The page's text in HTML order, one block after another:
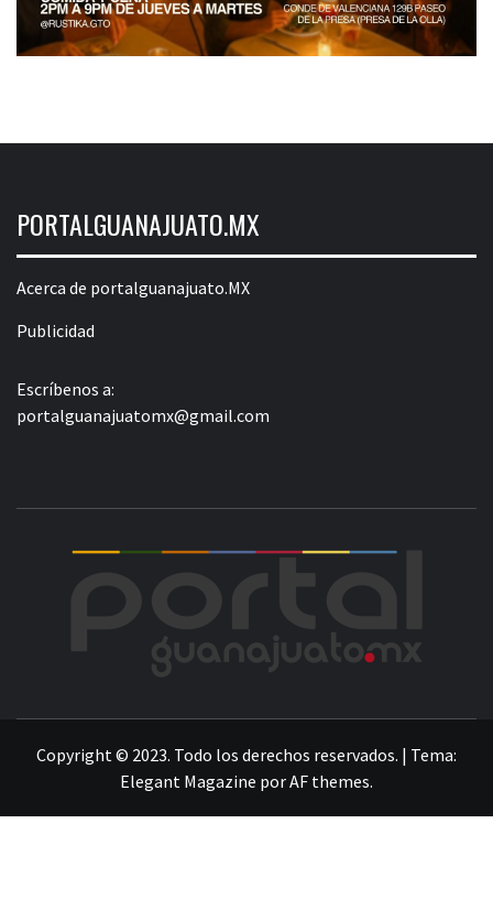
PORTALGUANAJUATO.MX
Acerca de portalguanajuato.MX
Publicidad
Escríbenos a:
portalguanajuatomx@gmail.com
Copyright © 2023. Todo los derechos reservados. | Tema:
Elegant Magazine porAF themes.